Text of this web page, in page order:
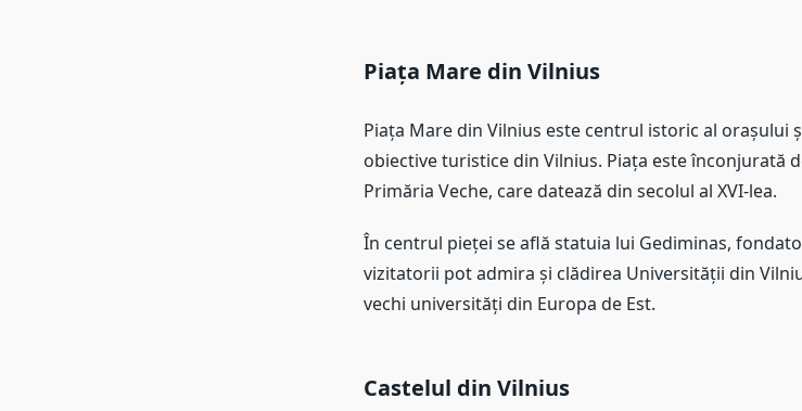
Piața Mare din Vilnius
Piața Mare din Vilnius este centrul istoric al orașului
obiective turistice din Vilnius. Piața este înconjurată
Primăria Veche, care datează din secolul al XVI-lea.
În centrul pieței se află statuia lui Gediminas,
vizitatorii pot admira și clădirea Universității din
vechi universități din Europa de Est.
Castelul din Vilnius